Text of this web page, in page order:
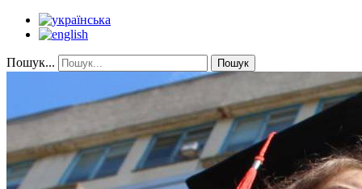
Пошук... Пошук